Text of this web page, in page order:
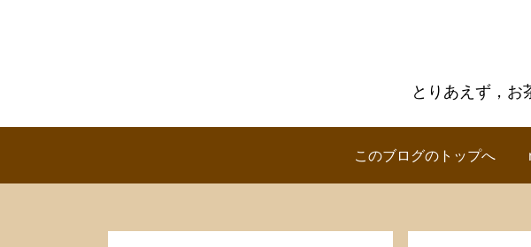
とりあえず，お
このブログのトップへ